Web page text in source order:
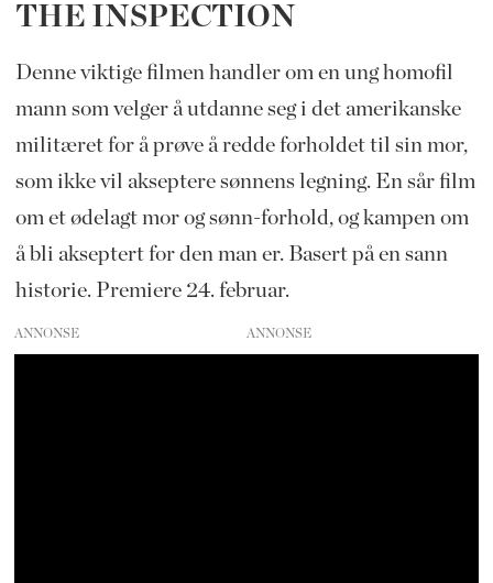
THE INSPECTION
Denne viktige filmen handler om en ung homofil
mann som velger å utdanne seg i det amerikanske
militæret for å prøve å redde forholdet til sin mor,
som ikke vil akseptere sønnens legning. En sår film
om et ødelagt mor og sønn-forhold, og kampen om
å bli akseptert for den man er. Basert på en sann
historie. Premiere 24. februar.
ANNONSE